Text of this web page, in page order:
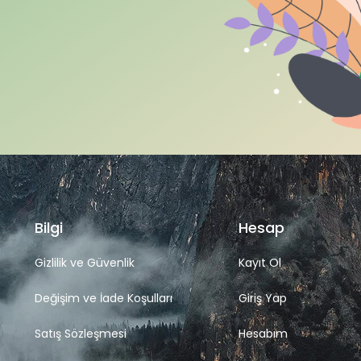
Bilgi
Gizlilik ve Güvenlik
Değişim ve İade Koşulları
Satış Sözleşmesi
Hesap
Kayıt Ol
Giriş Yap
Hesabım